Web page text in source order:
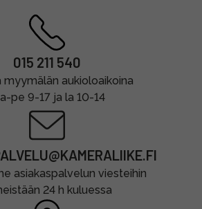
015 211 540
myymälän aukioloaikoina
pe 9-17 ja la 10-14
asiakaspalvelun viesteihin
24 h kuluessa